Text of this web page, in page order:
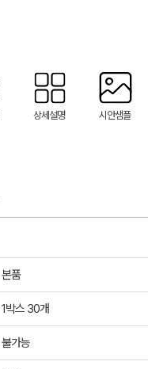
상세설명 시안샘플
본품
1박스 30개
불가능